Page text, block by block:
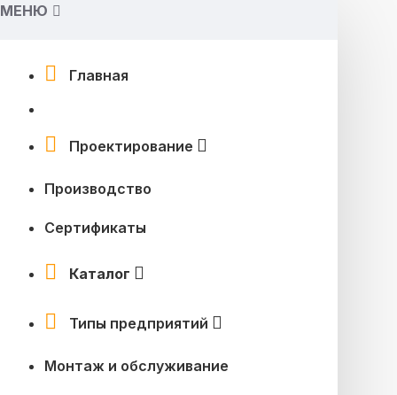
МЕНЮ
Главная
Проектирование
Производство
Сертификаты
Каталог
Типы предприятий
Монтаж и обслуживание